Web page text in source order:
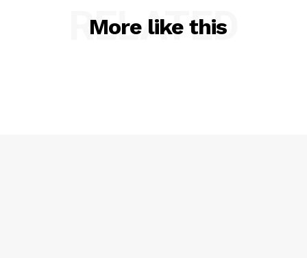
More like this
RELATED